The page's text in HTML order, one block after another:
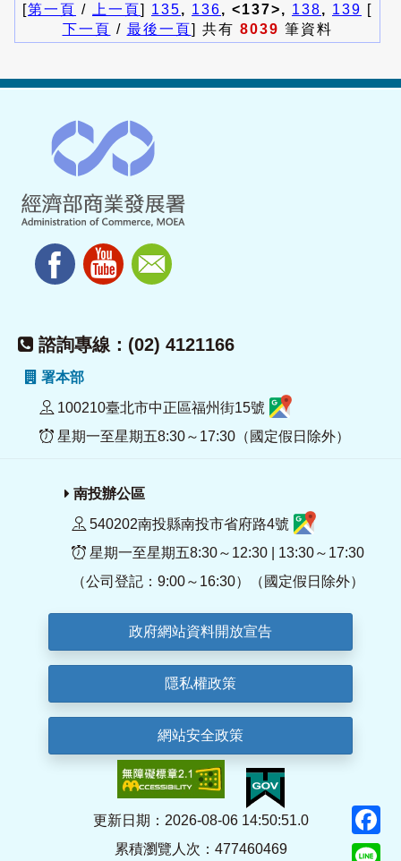
[第一頁 / 上一頁] 135, 136, <137>, 138, 139 [
下一頁 / 最後一頁] 共有 8039 筆資料
諮詢專線：(02) 4121166
署本部
100210臺北市中正區福州街15號
星期一至星期五8:30～17:30（國定假日除外）
南投辦公區
540202南投縣南投市省府路4號
星期一至星期五8:30～12:30 | 13:30～17:30
（公司登記：9:00～16:30）（國定假日除外）
政府網站資料開放宣告
隱私權政策
網站安全政策
更新日期：2026-08-06 14:50:51.0
累積瀏覽人次：477460469